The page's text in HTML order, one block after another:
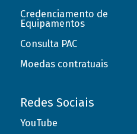
Credenciamento de
Equipamentos
Consulta PAC
Moedas contratuais
Redes Sociais
YouTube